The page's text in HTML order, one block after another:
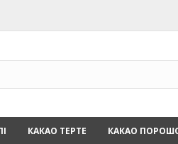
КАКАО ТЕРТЕ КАКАО